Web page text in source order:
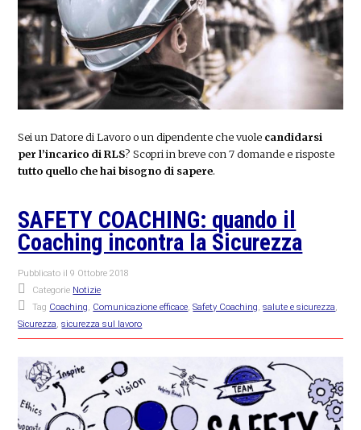
Sei un Datore di Lavoro o un dipendente che vuole candidarsi
per l’incarico di RLS? Scopri in breve con 7 domande e risposte
tutto quello che hai bisogno di sapere.
SAFETY COACHING: quando il
Coaching incontra la Sicurezza
Pubblicato il9 Ottobre 2018
Categorie Notizie
Tag Coaching, Comunicazione efficace,Safety Coaching,salute e sicurezza,
Sicurezza,sicurezza sul lavoro